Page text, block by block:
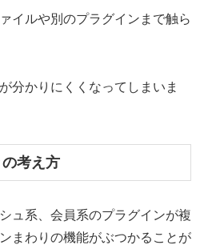
イルや別のプラグインまで触ら
分かりにくくなってしまいま
考え方
ュ系、会員系のプラグインが複
まわりの機能がぶつかることが